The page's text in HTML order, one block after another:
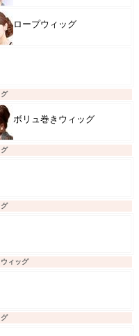
ロープウィッグ
ボリュ巻きウィッグ
ィッグ